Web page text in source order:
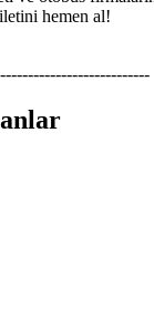
hemen al!